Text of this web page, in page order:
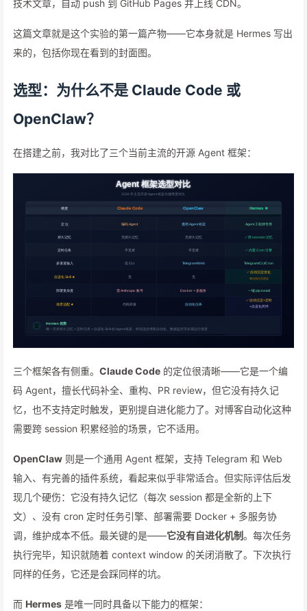
技术文章，自动 push 到 GitHub Pages 并上线 CDN。
这篇文章就是这个实验的第一篇产物——它本身就是 Hermes 写出
来的，包括你现在看到的封面图。
选型：为什么不是 Claude Code 或
OpenClaw？
在搭建之前，我对比了三个当前主流的开源 Agent 框架：
三个框架各有侧重。 Claude Code 的定位很清晰——它是一个编
码 Agent，擅长代码补全、重构、PR review，但它没有持久记
忆，也不支持定时触发，更别提自进化能力了。对博客自动化这种
需要跨 session 积累经验的场景，它不适用。
OpenClaw 则是一个通用 Agent 框架，支持 Telegram 和 Web
输入、有完善的插件系统，看起来似乎非常适合。但实际评估后发
现几个硬伤：它没有持久记忆（每次 session 都是全新的上下
文）、没有 cron 定时任务引擎、部署需要 Docker + 多服务协
调，维护成本不低。最关键的是——它没有自进化机制。每次任务
执行完毕，知识就随着 context window 的关闭消散了。下次执行
同样的任务，它还是会踩同样的坑。
而 Hermes 是唯一同时具备以下能力的框架：